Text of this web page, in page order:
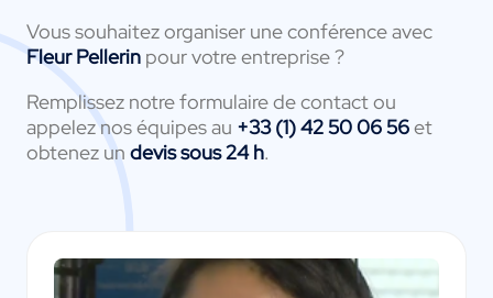
Vous souhaitez organiser une conférence avec
Fleur Pellerin pour votre entreprise ?
Remplissez notre formulaire de contact ou
appelez nos équipes au +33 (1) 42 50 06 56et
obtenez un devis sous 24 h.